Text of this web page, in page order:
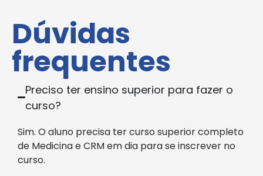
Dúvidas
frequentes
Preciso ter ensino superior para fazer o
curso?
Sim. O aluno precisa ter curso superior completo
de Medicina e CRM em dia para se inscrever no
curso.